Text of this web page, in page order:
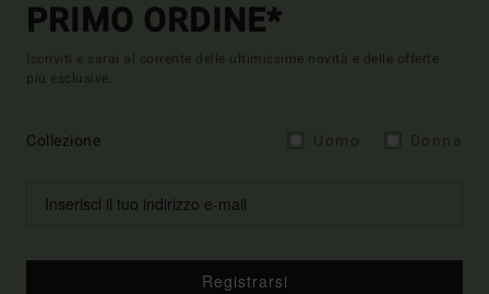
PRIMO ORDINE*
Iscriviti e sarai al corrente delle ultimissime novità e delle offerte
più esclusive.
Collezione
Registrarsi